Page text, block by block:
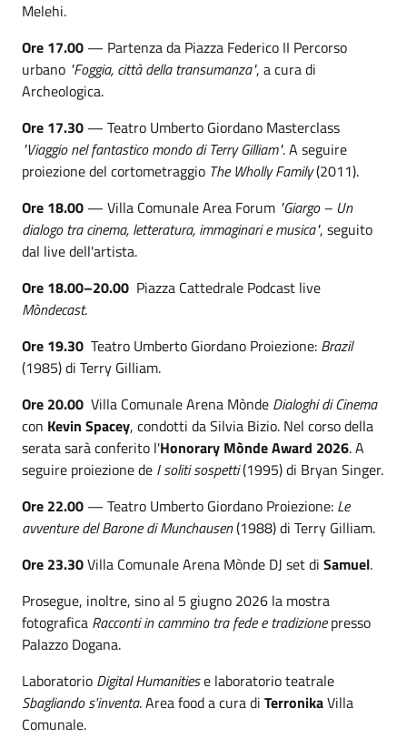
Melehi.
Ore 17.00 — Partenza da Piazza Federico II Percorso
urbano "Foggia, città della transumanza", a cura di
Archeologica.
Ore 17.30 — Teatro Umberto Giordano Masterclass
"Viaggio nel fantastico mondo di Terry Gilliam". A seguire
proiezione del cortometraggio The Wholly Family(2011).
Ore 18.00 — Villa Comunale Area Forum "Giargo – Un
dialogo tra cinema, letteratura, immaginari e musica", seguito
dal live dell'artista.
Ore 18.00–20.00 Piazza Cattedrale Podcast live
Mòndecast.
Ore 19.30 Teatro Umberto Giordano Proiezione: Brazil
(1985) di Terry Gilliam.
Ore 20.00 Villa Comunale Arena Mònde Dialoghi di Cinema
con Kevin Spacey, condotti da Silvia Bizio. Nel corso della
serata sarà conferito l'Honorary Mònde Award 2026. A
seguire proiezione de I soliti sospetti(1995) di Bryan Singer.
Ore 22.00 — Teatro Umberto Giordano Proiezione: Le
avventure del Barone di Munchausen(1988) di Terry Gilliam.
Ore 23.30Villa Comunale Arena Mònde DJ set di Samuel.
Prosegue, inoltre, sino al 5 giugno 2026 la mostra
fotografica Racconti in cammino tra fede e tradizionepresso
Palazzo Dogana.
Laboratorio Digital Humanitiese laboratorio teatrale
Sbagliando s'inventa. Area food a cura di TerronikaVilla
Comunale.